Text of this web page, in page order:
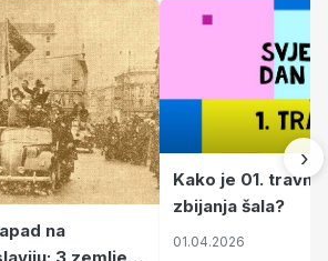
na
Kako je 01.
zbijanja šala?
01.04.2026
›